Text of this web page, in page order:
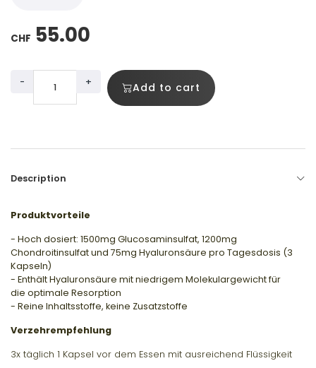
CHF 55.00
- + Add to cart
Description
Produktvorteile
- Hoch dosiert: 1500mg Glucosaminsulfat, 1200mg
Chondroitinsulfat und 75mg Hyaluronsäure pro Tagesdosis (3
Kapseln)
- Enthält Hyaluronsäure mit niedrigem Molekulargewicht für
die optimale Resorption
- Reine Inhaltsstoffe, keine Zusatzstoffe
Verzehrempfehlung
3x täglich 1 Kapsel vor dem Essen mit ausreichend Flüssigkeit